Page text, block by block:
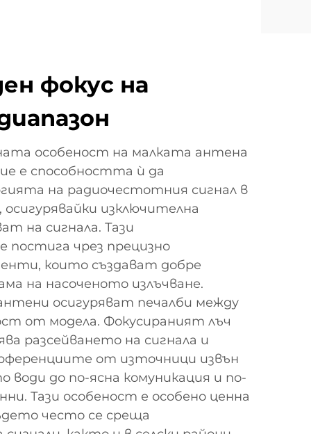
фокус на
особеност на малката антена
е способността ѝ да
на радиочестотния сигнал в
осигурявайки изключителна
на сигнала. Тази
постига чрез прецизно
които създават добре
на насоченото излъчване.
осигуряват печалби между
от модела. Фокусираният лъч
разсейването на сигнала и
от източници извън
води до по-ясна комуникация и по-
Тази особеност е особено ценна
често се среща